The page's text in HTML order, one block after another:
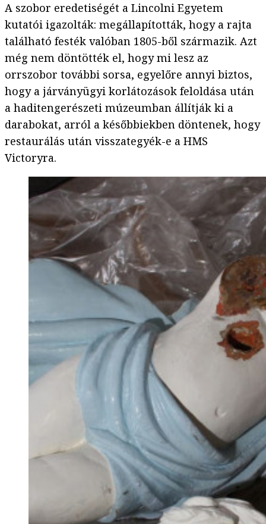
A szobor eredetiségét a Lincolni Egyetem
kutatói igazolták: megállapították, hogy a rajta
található festék valóban 1805-ből származik. Azt
még nem döntötték el, hogy mi lesz az
orrszobor további sorsa, egyelőre annyi biztos,
hogy a járványügyi korlátozások feloldása után
a haditengerészeti múzeumban állítják ki a
darabokat, arról a későbbiekben döntenek, hogy
restaurálás után visszategyék-e a HMS
Victoryra.